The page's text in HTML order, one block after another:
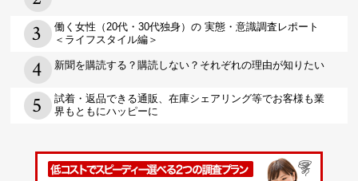
働く女性（20代・30代独身）の 実態・意識調査レポート
＜ライフスタイル編＞
新聞を購読する？購読しない？それぞれの理由が知りたい
試着・返品できる通販、在庫シェアリング等でお客様も業
界もともにハッピーに